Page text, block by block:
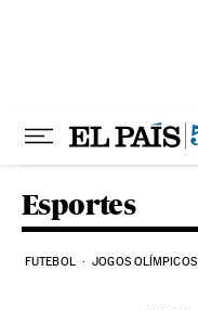
Esportes
FUTEBOL JOGOS OLÍMPICOS